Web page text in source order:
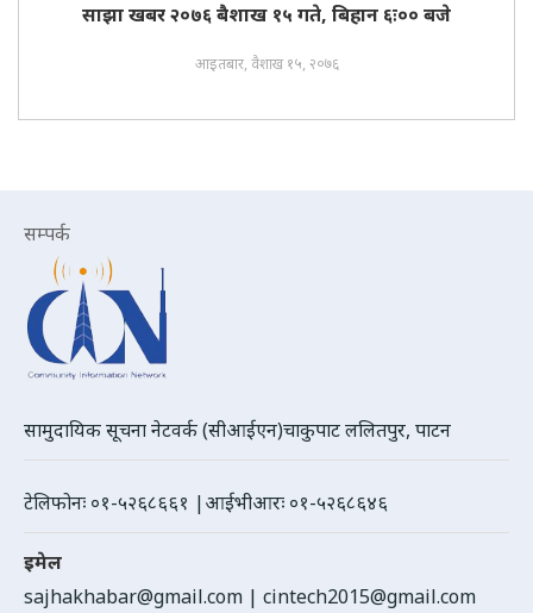
साझा खबर २०७६ बैशाख १५ गते, बिहान ६ः०० बजे
आइतबार, वैशाख १५, २०७६
सम्पर्क
सामुदायिक सूचना नेटवर्क (सीआईएन)चाकुपाट ललितपुर, पाटन
टेलिफोनः ०१-५२६८६६१ |आईभीआरः ०१-५२६८६४६
इमेल
sajhakhabar@gmail.com | cintech2015@gmail.com